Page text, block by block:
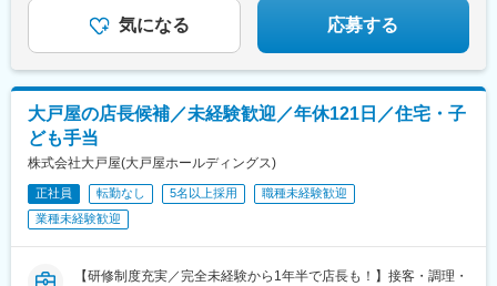
～ワンランク上の接客を学びながら自身のキャリアを築くことが
可能～
◆老舗ブランド×ホテル・百貨店立地／信頼と出会い：創業190年
以上の「なだ万」を冠し、都内主要店舗で政財界や海外VIPなど高
付加価値な顧客対応を経験できます。
◆実践で磨くキャリア／副支配人→支配人へ：OJTを中心とした
実務研修で接客・語学・マネジメント力を着実に習得、明確な昇
進ルートで早期に幹部を目指せます。
◆安定待遇×両立しやすさ／安心の働き方：月給24万～、各種手
当・社会保険完備に加え残業月平均20h・シフト希望制で私生活
と両立しやすい環境です。
変更の範囲：無
気になる 応募する
大戸屋の店長候補／未経験歓迎／年休121日／住宅・子
ども手当
株式会社大戸屋(大戸屋ホールディングス)
正社員 転勤なし 5名以上採用
職種未経験歓迎
業種未経験歓迎
【研修制度充実／完全未経験から1年半で店長も！】接客・調理・